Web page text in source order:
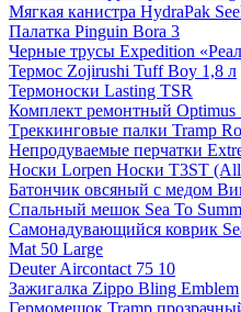
Мягкая канистра HydraPak
Палатка Pinguin Bora 3
Черные трусы Expedition
Термос Zojirushi Tuff Boy 1,8 л
Термоноски Lasting TSR
Комплект ремонтный Optimus
Tреккинговые палки Tramp
Непродуваемые перчатки
Носки Lorpen Носки T3ST (All
Батончик овсяный с медом
Спальный мешок Sea To
Самонадувающийся коврик
Mat 50 Large
Deuter Aircontact 75 10
Зажигалка Zippo Bling Emblem